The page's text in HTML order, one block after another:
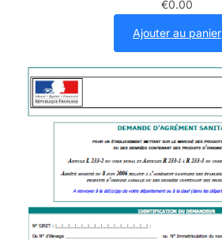
€0.00
Ajouter au panier